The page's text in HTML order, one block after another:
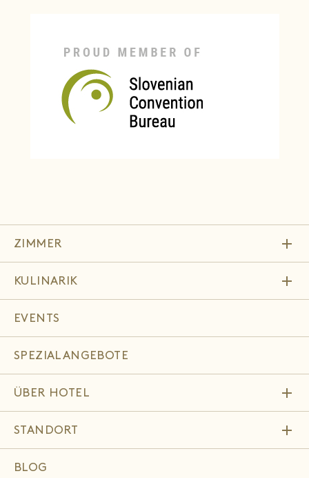
ZIMMER add
KULINARIK add
EVENTS
SPEZIALANGEBOTE
ÜBER HOTEL add
STANDORT add
BLOG